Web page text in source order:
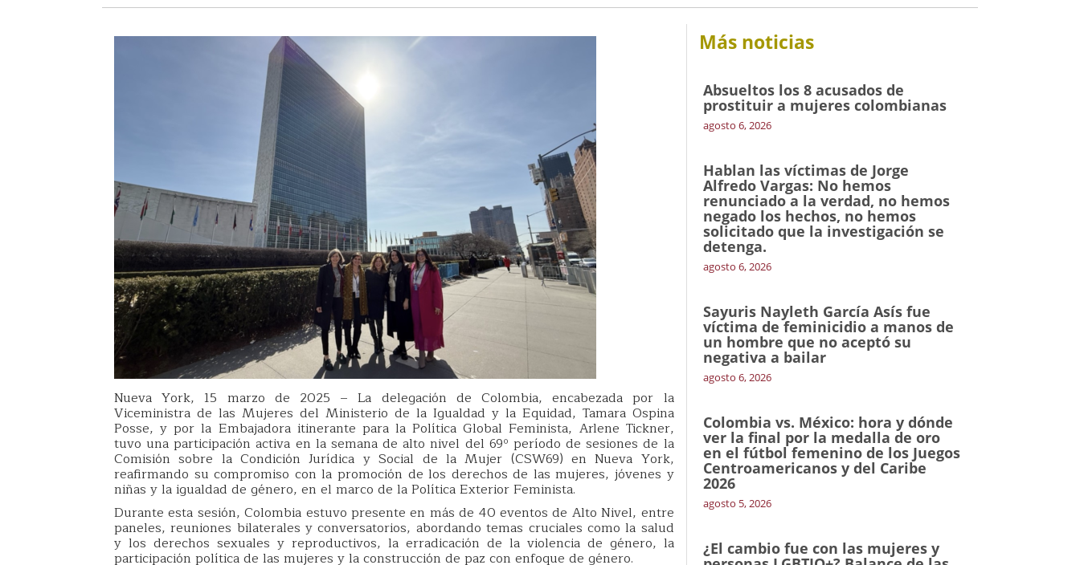
Nueva York, 15 marzo de 2025 – La delegación de Colombia, encabezada por la
Viceministra de las Mujeres del Ministerio de la Igualdad y la Equidad, Tamara Ospina
Posse, y por la Embajadora itinerante para la Política Global Feminista, Arlene Tickner,
tuvo una participación activa en la semana de alto nivel del 69º período de sesiones de la
Comisión sobre la Condición Jurídica y Social de la Mujer (CSW69) en Nueva York,
reafirmando su compromiso con la promoción de los derechos de las mujeres, jóvenes y
niñas y la igualdad de género, en el marco de la Política Exterior Feminista.
Durante esta sesión, Colombia estuvo presente en más de 40 eventos de Alto Nivel, entre
paneles, reuniones bilaterales y conversatorios, abordando temas cruciales como la salud
y los derechos sexuales y reproductivos, la erradicación de la violencia de género, la
participación política de las mujeres y la construcción de paz con enfoque de género.
Más noticias
Absueltos los 8 acusados de
prostituir a mujeres colombianas
agosto 6, 2026
Hablan las víctimas de Jorge
Alfredo Vargas: No hemos
renunciado a la verdad, no hemos
negado los hechos, no hemos
solicitado que la investigación se
detenga.
agosto 6, 2026
Sayuris Nayleth García Asís fue
víctima de feminicidio a manos de
un hombre que no aceptó su
negativa a bailar
agosto 6, 2026
Colombia vs. México: hora y dónde
ver la final por la medalla de oro
en el fútbol femenino de los Juegos
Centroamericanos y del Caribe
2026
agosto 5, 2026
¿El cambio fue con las mujeres y